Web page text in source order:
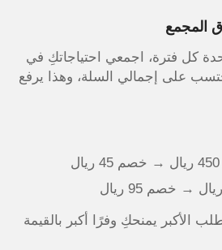
المجمع
كل فترة، اجمعي احتياجاتكِ في
على إجمالي السلة، وهذا يرفع
الأكبر يمنحكِ وفرًا أكبر بالقيمة